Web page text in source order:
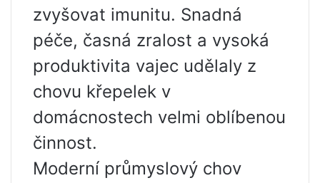
zvyšovat imunitu. Snadná
péče, časná zralost a vysoká
produktivita vajec udělaly z
chovu křepelek v
domácnostech velmi oblíbenou
činnost.
Moderní průmyslový chov